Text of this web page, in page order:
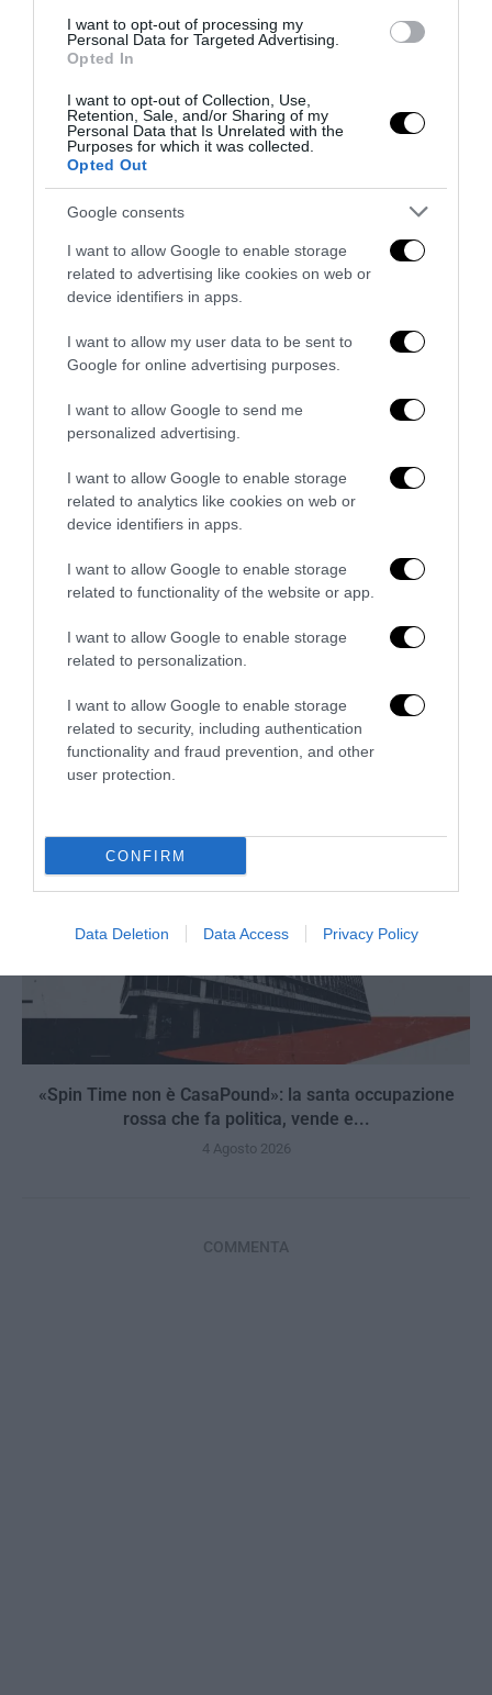
I want to opt-out of processing my
Personal Data for Targeted Advertising.
Opted In
I want to opt-out of Collection, Use,
Retention, Sale, and/or Sharing of my
Personal Data that Is Unrelated with the
Purposes for which it was collected.
Opted Out
Google consents
I want to allow Google to enable storage
related to advertising like cookies on web or
device identifiers in apps.
I want to allow my user data to be sent to
Google for online advertising purposes.
I want to allow Google to send me
personalized advertising.
I want to allow Google to enable storage
related to analytics like cookies on web or
device identifiers in apps.
I want to allow Google to enable storage
related to functionality of the website or app.
I want to allow Google to enable storage
related to personalization.
I want to allow Google to enable storage
related to security, including authentication
functionality and fraud prevention, and other
user protection.
CONFIRM
Data Deletion Data Access Privacy Policy
La sinistra è così serva delle toghe da odiare persino il
ricordo di Enzo...
esplode su Israele
5 Agosto 2026
«Spin Time non è CasaPound»: la santa occupazione
rossa che fa politica, vende e...
4 Agosto 2026
COMMENTA